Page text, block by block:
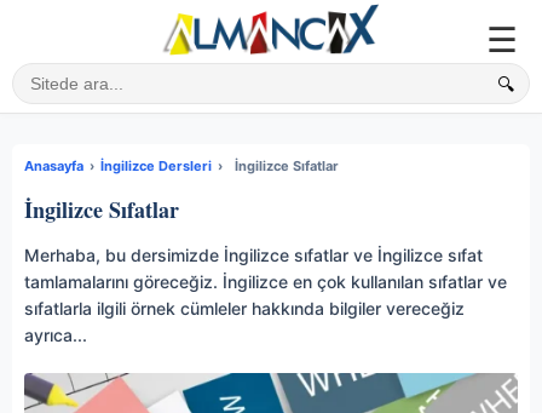
☰
Sitede ara
🔍
Anasayfa › İngilizce Dersleri › İngilizce Sıfatlar
İngilizce Sıfatlar
Merhaba, bu dersimizde İngilizce sıfatlar ve İngilizce sıfat
tamlamalarını göreceğiz. İngilizce en çok kullanılan sıfatlar ve
sıfatlarla ilgili örnek cümleler hakkında bilgiler vereceğiz
ayrıca...